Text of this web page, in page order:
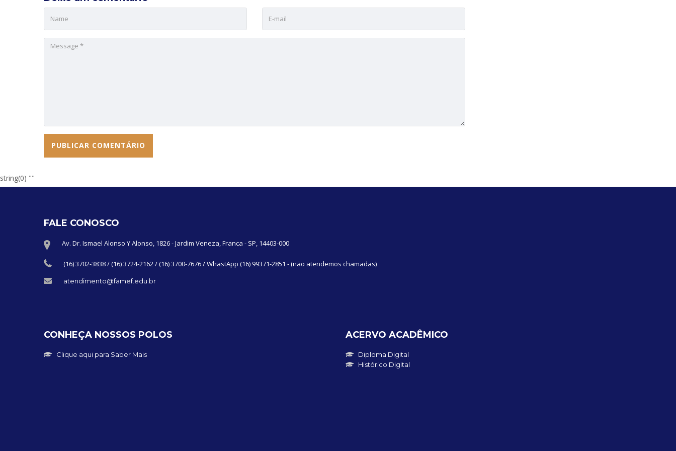
FALE CONOSCO
Av. Dr. Ismael Alonso Y Alonso, 1826 - Jardim Veneza, Franca - SP, 14403-000
(16) 3702-3838 / (16) 3724-2162 / (16) 3700-7676 / WhastApp (16) 99371-2851 - (não atendemos chamadas)
atendimento@famef.edu.br
CONHEÇA NOSSOS POLOS
Clique aqui para Saber Mais
ACERVO ACADÊMICO
Diploma Digital
Histórico Digital
string(0) ""